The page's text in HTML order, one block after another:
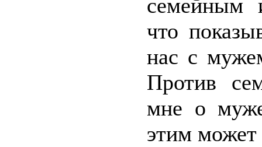
семейным
что
нас с
Против
мне о
этим может